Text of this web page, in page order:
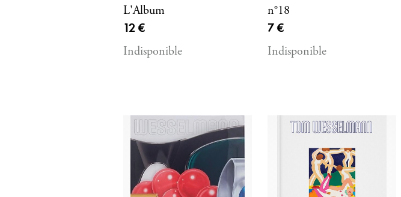
L'Album
Prix ​​actuel
12 €
Indisponible
n°18
Prix ​​actuel
7 €
Indisponible